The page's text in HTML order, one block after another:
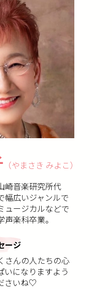
（やまさき みよこ）
崎音楽研究所代
幅広いジャンルで
ュージカルなどで
楽科卒業。
ージ
さんの人たちの心
いになりますよう
さいね♡